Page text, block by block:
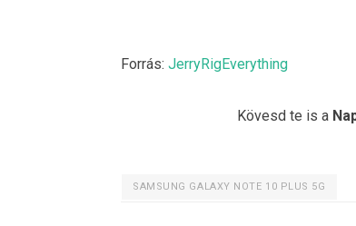
Forrás: JerryRigEverything
Kövesd te is a
SAMSUNG GALAXY NOTE 10 PLUS 5G